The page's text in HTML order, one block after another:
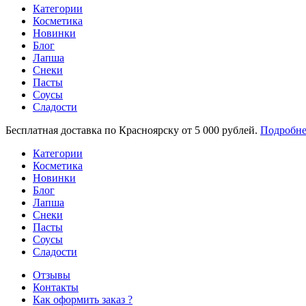
Категории
Косметика
Новинки
Блог
Лапша
Снеки
Пасты
Соусы
Сладости
Бесплатная доставка по Красноярску от 5 000 рублей.
Категории
Косметика
Новинки
Блог
Лапша
Снеки
Пасты
Соусы
Сладости
Отзывы
Контакты
Как оформить заказ ?